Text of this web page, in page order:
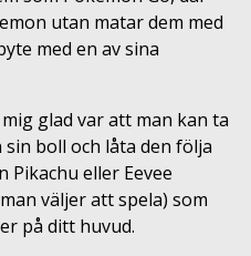
utan matar dem med
med en av sina
glad var att man kan ta
boll och låta den följa
Pikachu eller Eevee
väljer att spela) som
på ditt huvud.